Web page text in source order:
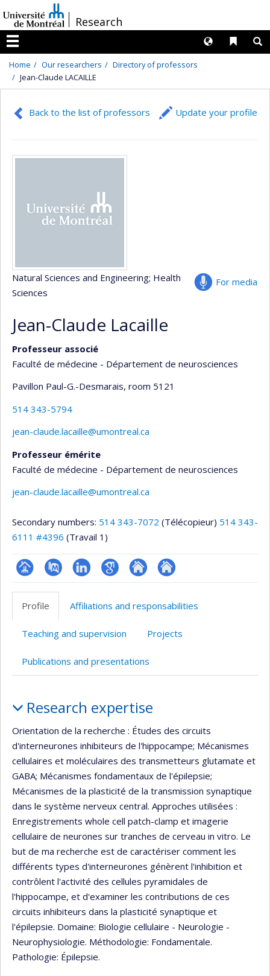
au
contenu
/Research
Menu
Liens
Langues
Home Our researchers
Directory of professors
Jean-Claude LACAILLE
Back to the list of professors Update your profile
For media
Natural Sciences and Engineering; Health
Sciences
Jean-Claude Lacaille
Professeur associé
Faculté de médecine - Département de neurosciences
Pavillon Paul-G.-Desmarais, room 5121
514 343-5794
jean-claude.lacaille@umontreal.ca
Professeur émérite
Faculté de médecine - Département de neurosciences
jean-claude.lacaille@umontreal.ca
Secondary numbers: 514 343-7072 (Télécopieur) 514 343-
6111 #4396 (Travail 1)
Page
professionnelle
PubMedLinkedInGoogleAutre
web
Autre
Profile Affiliations and responsabilities
Teaching and supervision Projects
Publications and presentations
Research expertise
Orientation de la recherche : Études des circuits
d'interneurones inhibiteurs de l'hippocampe; Mécanismes
cellulaires et moléculaires des transmetteurs glutamate et
GABA; Mécanismes fondamentaux de l'épilepsie;
Mécanismes de la plasticité de la transmission synaptique
dans le système nerveux central. Approches utilisées :
Enregistrements whole cell patch-clamp et imagerie
cellulaire de neurones sur tranches de cerveau in vitro. Le
but de ma recherche est de caractériser comment les
différents types d'interneurones génèrent l'inhibition et
contrôlent l'activité des cellules pyramidales de
l'hippocampe, et d'examiner les contributions de ces
circuits inhibiteurs dans la plasticité synaptique et
l'épilepsie. Domaine: Biologie cellulaire - Neurologie -
Neurophysiologie. Méthodologie: Fondamentale.
Pathologie: Épilepsie.